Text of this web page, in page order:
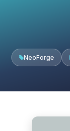
NeoForge